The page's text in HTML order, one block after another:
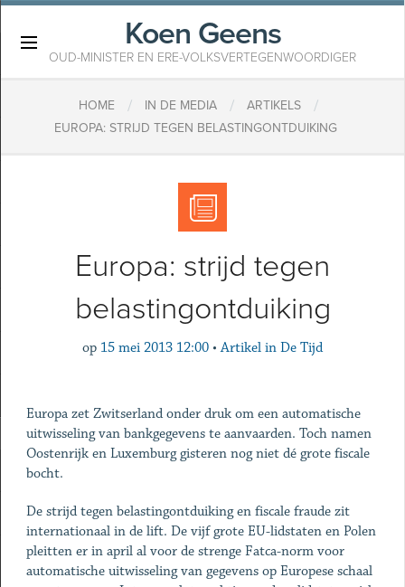
Koen Geens
OUD-MINISTER EN ERE-VOLKSVERTEGENWOORDIGER
HOME / IN DE MEDIA / ARTIKELS /
EUROPA: STRIJD TEGEN BELASTINGONTDUIKING
Europa: strijd tegen
belastingontduiking
op 15 mei 2013 12:00 • Artikel in De Tijd
Europa zet Zwitserland onder druk om een automatische
uitwisseling van bankgegevens te aanvaarden. Toch namen
Oostenrijk en Luxemburg gisteren nog niet dé grote fiscale
bocht.
De strijd tegen belastingontduiking en fiscale fraude zit
internationaal in de lift. De vijf grote EU-lidstaten en Polen
pleitten er in april al voor de strenge Fatca-norm voor
automatische uitwisseling van gegevens op Europese schaal